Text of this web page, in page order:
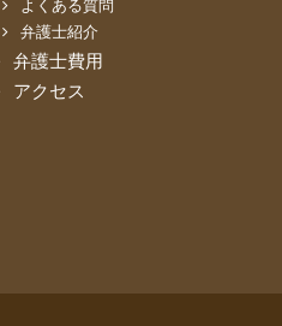
よくある質問
弁護士紹介
弁護士費用
アクセス